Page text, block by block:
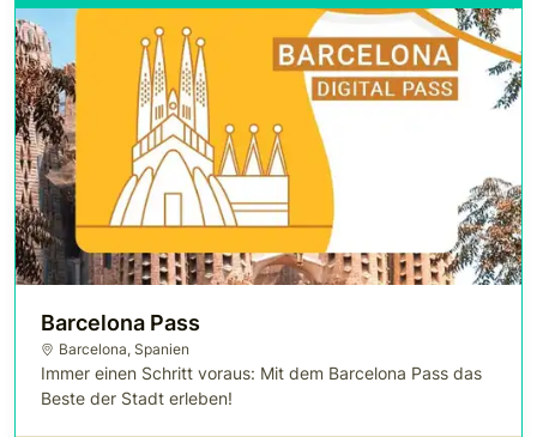
Barcelona Pass
Barcelona, Spanien
Immer einen Schritt voraus: Mit dem Barcelona Pass das
Beste der Stadt erleben!